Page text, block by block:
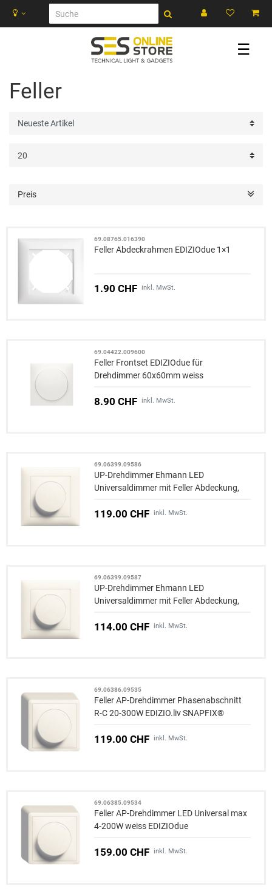
☰
Feller
Preis
69.08765.016390
Feller Abdeckrahmen EDIZIOdue 1×1
1.90 CHF inkl. MwSt.
69.04422.009600
Feller Frontset EDIZIOdue für
Drehdimmer 60x60mm weiss
8.90 CHF inkl. MwSt.
69.06399.09586
UP-Drehdimmer Ehmann LED
Universaldimmer mit Feller Abdeckung,
119.00 CHF inkl. MwSt.
69.06399.09587
UP-Drehdimmer Ehmann LED
Universaldimmer mit Feller Abdeckung,
114.00 CHF inkl. MwSt.
69.06386.09535
Feller AP-Drehdimmer Phasenabschnitt
R-C 20-300W EDIZIO.liv SNAPFIX®
119.00 CHF inkl. MwSt.
69.06385.09534
Feller AP-Drehdimmer LED Universal max
4-200W weiss EDIZIOdue
159.00 CHF inkl. MwSt.